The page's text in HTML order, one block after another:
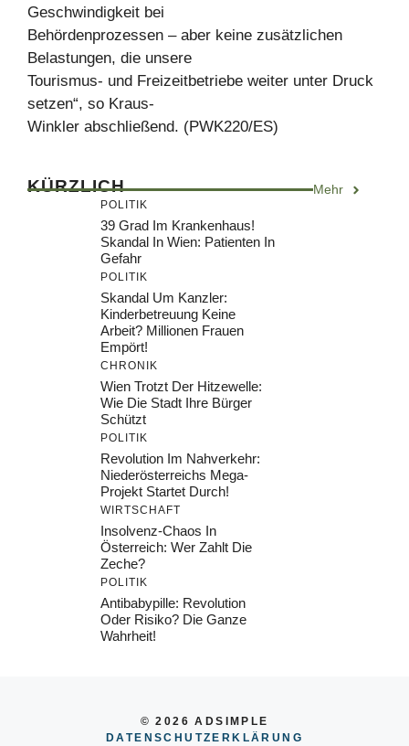
Geschwindigkeit bei
Behördenprozessen – aber keine zusätzlichen
Belastungen, die unsere
Tourismus- und Freizeitbetriebe weiter unter Druck
setzen“, so Kraus-
Winkler abschließend. (PWK220/ES)
KÜRZLICH Mehr
POLITIK
39 Grad Im Krankenhaus!
Skandal In Wien: Patienten In
Gefahr
POLITIK
Skandal Um Kanzler:
Kinderbetreuung Keine
Arbeit? Millionen Frauen
Empört!
CHRONIK
Wien Trotzt Der Hitzewelle:
Wie Die Stadt Ihre Bürger
Schützt
POLITIK
Revolution Im Nahverkehr:
Niederösterreichs Mega-
Projekt Startet Durch!
WIRTSCHAFT
Insolvenz-Chaos In
Österreich: Wer Zahlt Die
Zeche?
POLITIK
Antibabypille: Revolution
Oder Risiko? Die Ganze
Wahrheit!
© 2026 ADSIMPLE
DATENSCHUTZERKLÄRUNG